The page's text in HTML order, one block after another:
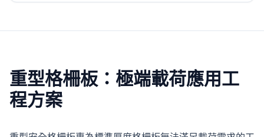
重型格柵板：極端載荷應用工
程方案